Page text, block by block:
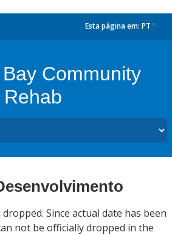
Esta página em: PT
Community
Since actual date has been
not be officially dropped in the